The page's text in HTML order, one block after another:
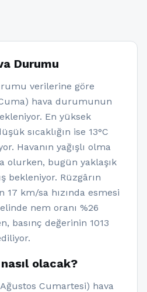
Durumu
verilerine göre
hava durumunun
En yüksek
sıcaklığın ise 13°C
Havanın yağışlı olma
olurken, bugün yaklaşık
bekleniyor. Rüzgârın
17 km/sa hızında esmesi
nem oranı %26
basınç değerinin 1013
olacak?
Cumartesi) hava